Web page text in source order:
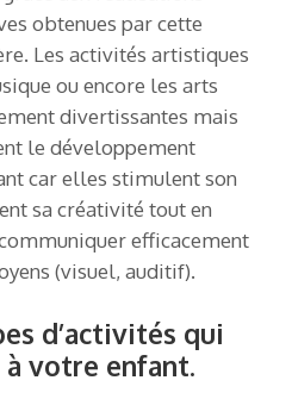
obtenues par cette
Les activités artistiques
ou encore les arts
divertissantes mais
le développement
car elles stimulent son
sa créativité tout en
efficacement
(visuel, auditif).
d’activités qui
votre enfant.